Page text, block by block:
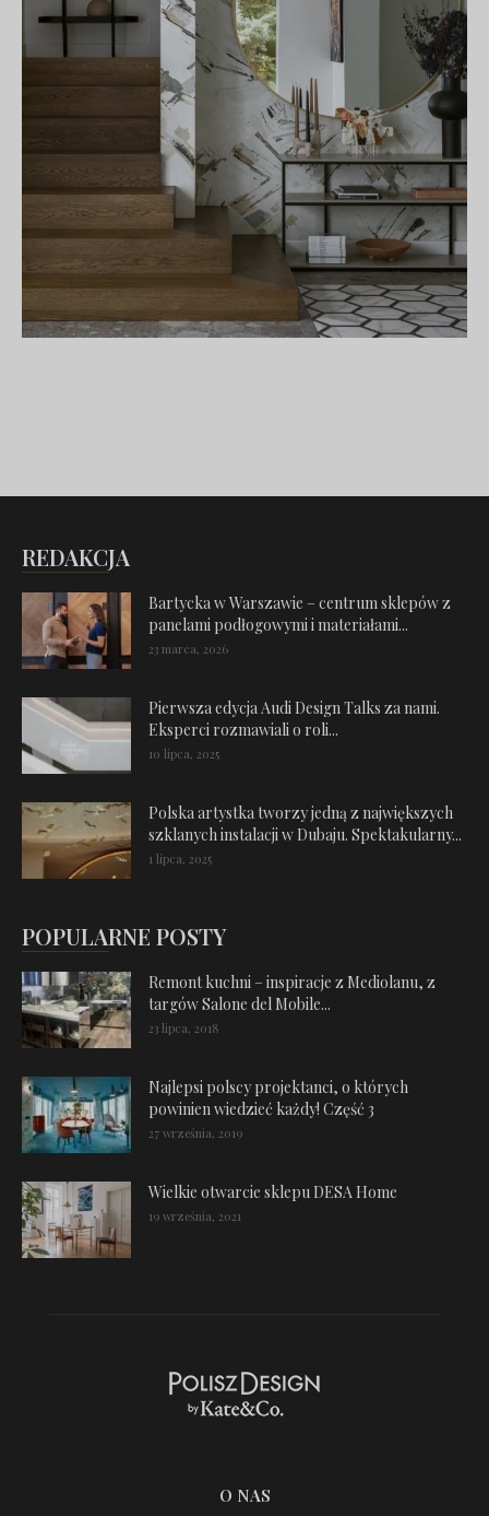
REDAKCJA
Bartycka w Warszawie – centrum sklepów z
panelami podłogowymi i materiałami...
23 marca, 2026
Pierwsza edycja Audi Design Talks za nami.
Eksperci rozmawiali o roli...
10 lipca, 2025
Polska artystka tworzy jedną z największych
szklanych instalacji w Dubaju. Spektakularny...
1 lipca, 2025
POPULARNE POSTY
Remont kuchni – inspiracje z Mediolanu, z
targów Salone del Mobile...
23 lipca, 2018
Najlepsi polscy projektanci, o których
powinien wiedzieć każdy! Część 3
27 września, 2019
Wielkie otwarcie sklepu DESA Home
19 września, 2021
O NAS